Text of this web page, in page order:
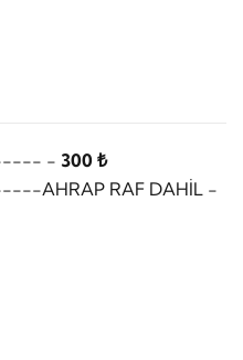
- 300 ₺
AHRAP RAF DAHİL -